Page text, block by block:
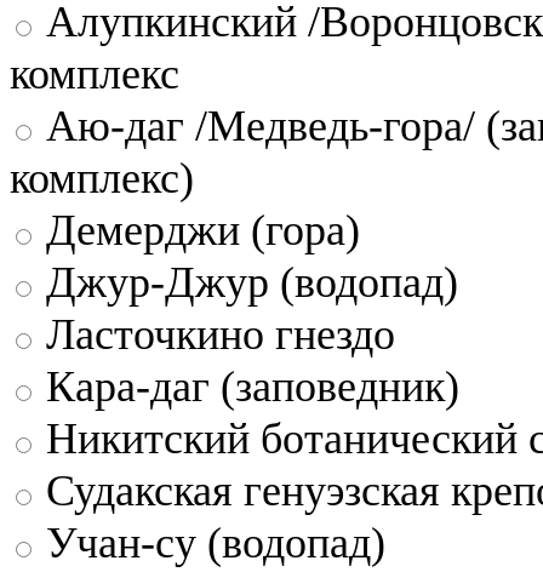
Алупкинский /
комплекс
Аю-даг /Медведь-гора/
комплекс)
Демерджи (гора)
Джур-Джур (водопад)
Ласточкино гнездо
Кара-даг (заповедник)
Никитский ботанический
Судакская генуэзская
Учан-су (водопад)